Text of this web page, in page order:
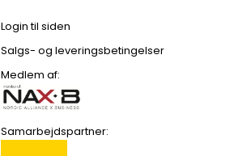
Login til siden
Salgs- og leveringsbetingelser
Medlem af:
Samarbejdspartner: